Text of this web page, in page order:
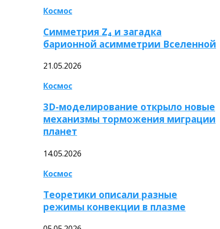
Космос
Симметрия Z₄ и загадка
барионной асимметрии Вселенной
21.05.2026
Космос
3D-моделирование открыло новые
механизмы торможения миграции
планет
14.05.2026
Космос
Теоретики описали разные
режимы конвекции в плазме